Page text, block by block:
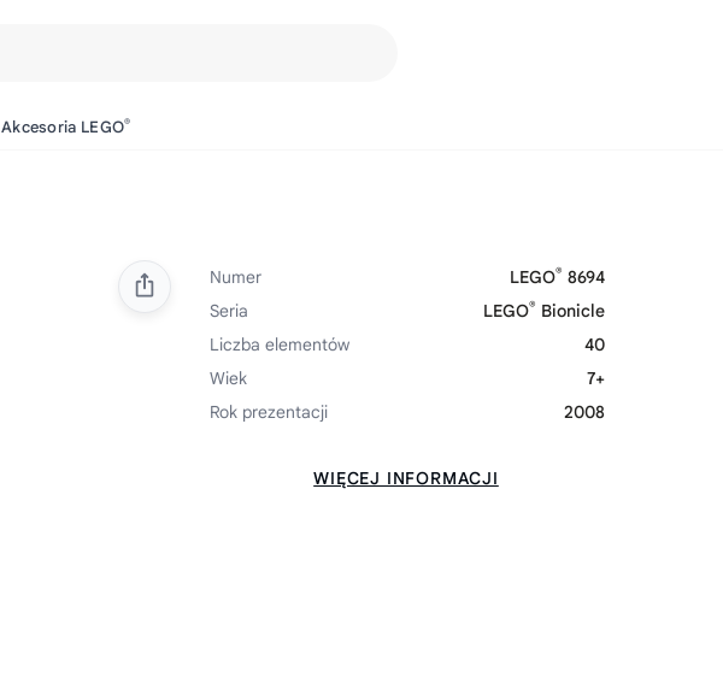
Akcesoria LEGO®
Numer LEGO® 8694
Seria
LEGO® Bionicle
Liczba elementów
40
Wiek
7+
Rok prezentacji
2008
WIĘCEJ INFORMACJI